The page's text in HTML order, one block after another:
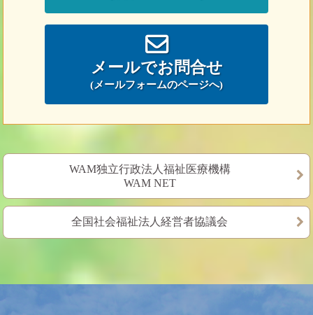
メールでお問合せ
(メールフォームのページへ)
WAM独立行政法人福祉医療機構
WAM NET
全国社会福祉法人経営者協議会